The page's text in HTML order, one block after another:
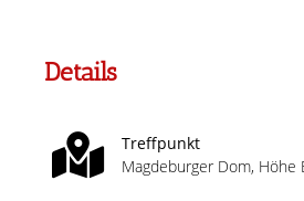
Details
Treffpunkt
Magdeburger Dom, Höhe